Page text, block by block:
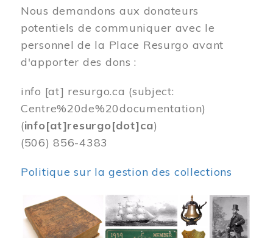
Nous demandons aux donateurs
potentiels de communiquer avec le
personnel de la Place Resurgo avant
d'apporter des dons :
info [at] resurgo.ca (subject:
Centre%20de%20documentation)
(info[at]resurgo[dot]ca)
(506) 856-4383
Politique sur la gestion des collections